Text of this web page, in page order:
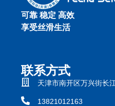
可靠 稳定 高效
享受丝滑生活
联系方式
天津市南开区万兴街长
13821012163